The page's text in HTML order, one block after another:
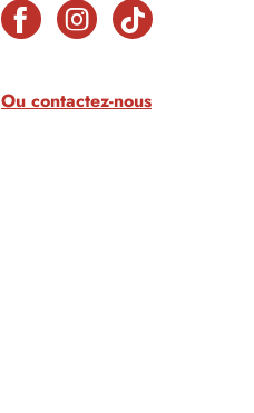
Ou contactez-nous